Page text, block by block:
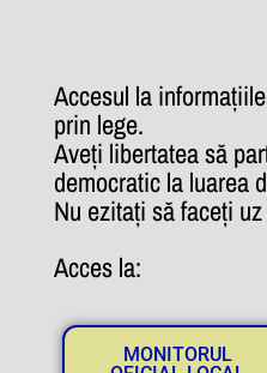
Accesul la
prin lege.
Aveți libertatea să
democratic la luarea
Nu ezitați să faceți
Acces la:
MONITORUL